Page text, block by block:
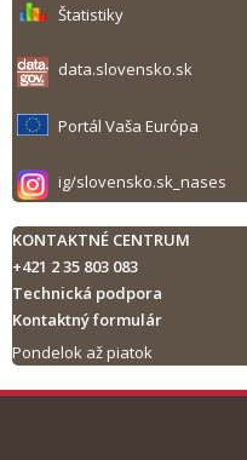
Štatistiky
data.slovensko.sk
Portál Vaša Európa
ig/slovensko.sk_nases
KONTAKTNÉ CENTRUM
+421 2 35 803 083
Technická podpora
Kontaktný formulár
Pondelok až piatok
Tlač obsahu